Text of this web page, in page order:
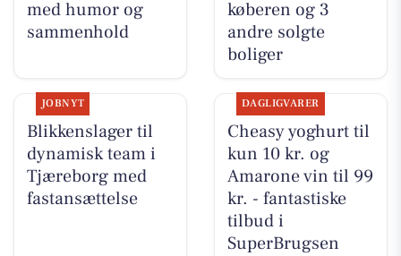
med humor og
sammenhold
køberen og 3
andre solgte
boliger
JOBNYT
Blikkenslager til
dynamisk team i
Tjæreborg med
fastansættelse
DAGLIGVARER
Cheasy yoghurt til
kun 10 kr. og
Amarone vin til 99
kr. - fantastiske
tilbud i
SuperBrugsen